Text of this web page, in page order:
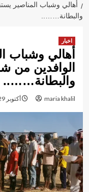
أهالي وشباب المناصير
والبطانة……..
اخبار
أهالي وشباب
الوافدين من
والبطانة……..
maria khalil أكتوبر 29, 2024